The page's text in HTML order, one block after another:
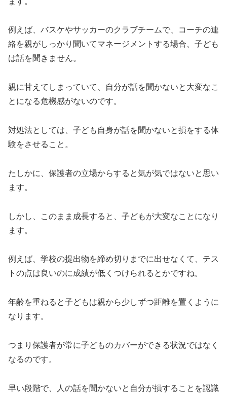
例えば、バスケやサッカーのクラブチームで、コーチの連
絡を親がしっかり聞いてマネージメントする場合、子ども
は話を聞きません。
親に甘えてしまっていて、自分が話を聞かないと大変なこ
とになる危機感がないのです。
対処法としては、子ども自身が話を聞かないと損をする体
験をさせること。
たしかに、保護者の立場からすると気が気ではないと思い
ます。
しかし、このまま成長すると、子どもが大変なことになり
ます。
例えば、学校の提出物を締め切りまでに出せなくて、テス
トの点は良いのに成績が低くつけられるとかですね。
年齢を重ねると子どもは親から少しずつ距離を置くように
なります。
つまり保護者が常に子どものカバーができる状況ではなく
なるのです。
早い段階で、人の話を聞かないと自分が損することを認識